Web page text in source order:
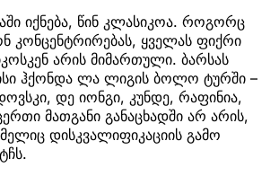
იქნება, წინ კლასიკოა. როგორც
კონცენტრირებას, ყველას ფიქრი
არის მიმართული. ბარსას
ჰქონდა ლა ლიგის ბოლო ტურში –
დე იონგი, კუნდე, რაფინია,
მათგანი განაცხადში არ არის,
დისკვალიფიკაციის გამო